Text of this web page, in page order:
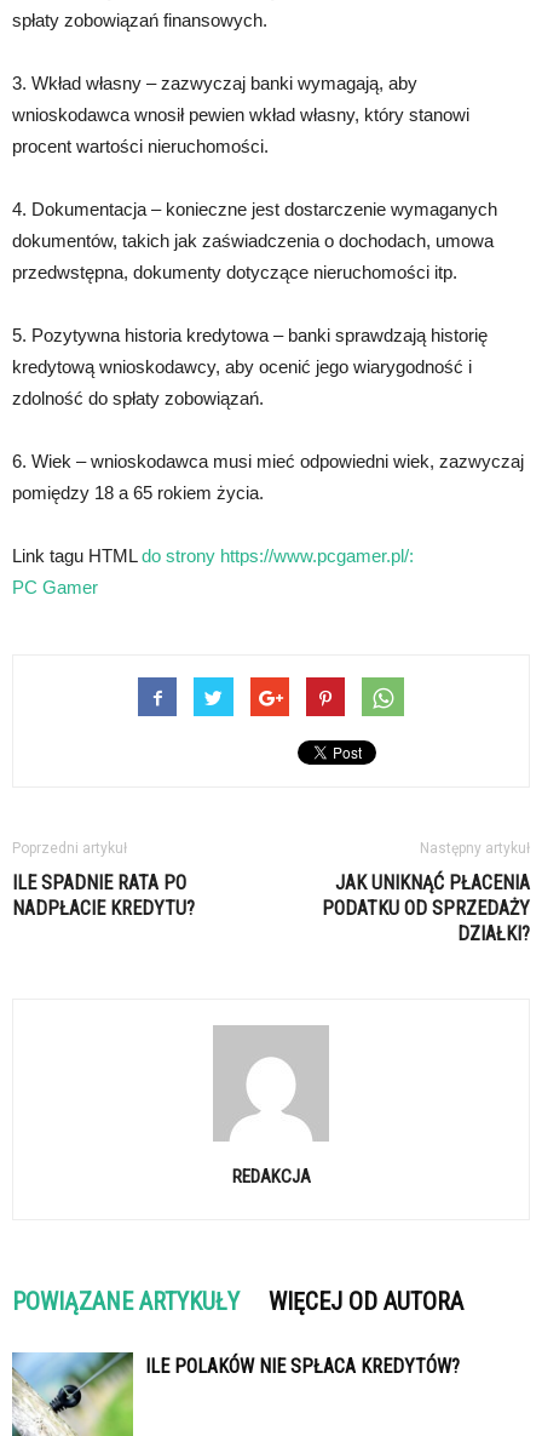
spłaty zobowiązań finansowych.
3. Wkład własny – zazwyczaj banki wymagają, aby
wnioskodawca wnosił pewien wkład własny, który stanowi
procent wartości nieruchomości.
4. Dokumentacja – konieczne jest dostarczenie wymaganych
dokumentów, takich jak zaświadczenia o dochodach, umowa
przedwstępna, dokumenty dotyczące nieruchomości itp.
5. Pozytywna historia kredytowa – banki sprawdzają historię
kredytową wnioskodawcy, aby ocenić jego wiarygodność i
zdolność do spłaty zobowiązań.
6. Wiek – wnioskodawca musi mieć odpowiedni wiek, zazwyczaj
pomiędzy 18 a 65 rokiem życia.
Link tagu HTMLdo strony https://www.pcgamer.pl/:
PC Gamer
Poprzedni artykuł
ILE SPADNIE RATA PO
NADPŁACIE KREDYTU?
Następny artykuł
JAK UNIKNĄĆ PŁACENIA
PODATKU OD SPRZEDAŻY
DZIAŁKI?
REDAKCJA
POWIĄZANE ARTYKUŁY WIĘCEJ OD AUTORA
ILE POLAKÓW NIE SPŁACA KREDYTÓW?